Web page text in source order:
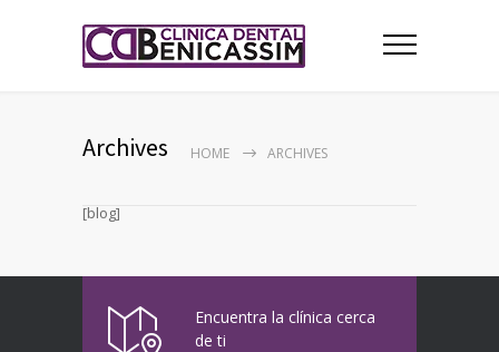
Archives HOME ARCHIVES
[blog]
Encuentra la clínica cerca
de ti